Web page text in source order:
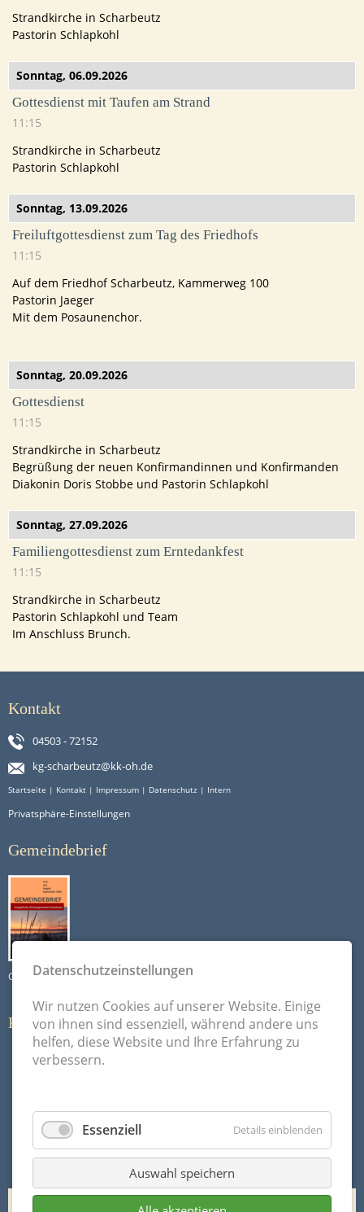
Strandkirche in Scharbeutz
Pastorin Schlapkohl
Sonntag, 06.09.2026
Gottesdienst mit Taufen am Strand
11:15
Strandkirche in Scharbeutz
Pastorin Schlapkohl
Sonntag, 13.09.2026
Freiluftgottesdienst zum Tag des Friedhofs
11:15
Auf dem Friedhof Scharbeutz, Kammerweg 100
Pastorin Jaeger
Mit dem Posaunenchor.
Sonntag, 20.09.2026
Gottesdienst
11:15
Strandkirche in Scharbeutz
Begrüßung der neuen Konfirmandinnen und Konfirmanden
Diakonin Doris Stobbe und Pastorin Schlapkohl
Sonntag, 27.09.2026
Familiengottesdienst zum Erntedankfest
11:15
Strandkirche in Scharbeutz
Pastorin Schlapkohl und Team
Im Anschluss Brunch.
Kontakt
04503 - 72152
kg-scharbeutz@kk-oh.de
Startseite | Kontakt | Impressum | Datenschutz | Intern
Privatsphäre-Einstellungen
Gemeindebrief
Gemeindebrief Sommer 2026
Kirchengemeinde
Über uns
Stiftung
Kontakt
Copyright © 2026 Ev.-Luth. Kirchengemeinde Scharbeutz
Datenschutzeinstellungen
Wir nutzen Cookies auf unserer Website. Einige
von ihnen sind essenziell, während andere uns
helfen, diese Website und Ihre Erfahrung zu
verbessern.
Essenziell Details einblenden
Auswahl speichern